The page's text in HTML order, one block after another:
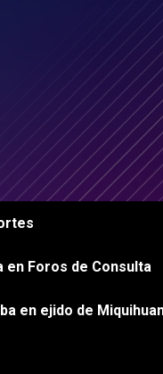
en Foros de Consulta
en ejido de